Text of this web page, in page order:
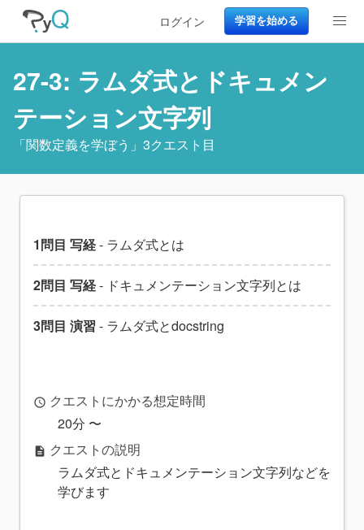
ログイン 学習を始める
27-3: ラムダ式とドキュメン
テーション文字列
「関数定義を学ぼう 」3クエスト目
1問目 写経- ラムダ式とは
2問目 写経- ドキュメンテーション文字列とは
3問目 演習 - ラムダ式とdocstring
access_time クエストにかかる想定時間
20分 〜
description クエストの説明
ラムダ式とドキュメンテーション文字列などを
学びます